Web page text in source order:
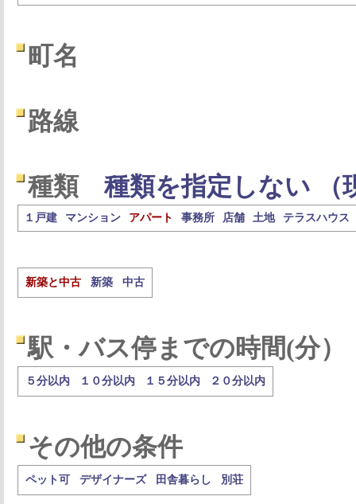
町名
路線
種類 種類を指定しない （
１戸建 マンション アパート 事務所 店舗 土地 テラスハウス
新築と中古 新築 中古
駅・バス停までの時間(分）
５分以内 １０分以内 １５分以内 ２０分以内
その他の条件
ペット可 デザイナーズ 田舎暮らし 別荘